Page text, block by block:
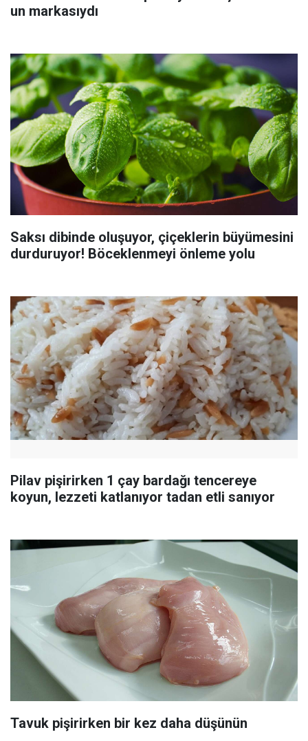
un markasıydı
Saksı dibinde oluşuyor, çiçeklerin büyümesini
durduruyor! Böceklenmeyi önleme yolu
Pilav pişirirken 1 çay bardağı tencereye
koyun, lezzeti katlanıyor tadan etli sanıyor
Tavuk pişirirken bir kez daha düşünün